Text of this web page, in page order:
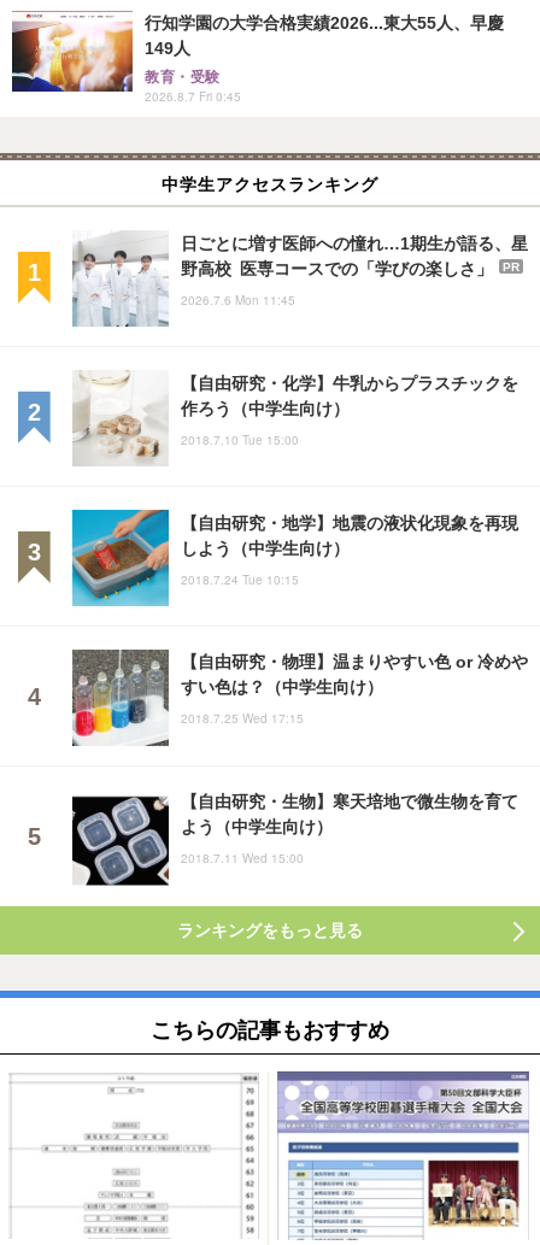
行知学園の大学合格実績2026...東大55人、早慶
149人
教育・受験
2026.8.7 Fri 0:45
中学生アクセスランキング
日ごとに増す医師への憧れ…1期生が語る、星
野高校 医専コースでの「学びの楽しさ」
PR
2026.7.6 Mon 11:45
【自由研究・化学】牛乳からプラスチックを
作ろう（中学生向け）
2018.7.10 Tue 15:00
【自由研究・地学】地震の液状化現象を再現
しよう（中学生向け）
2018.7.24 Tue 10:15
【自由研究・物理】温まりやすい色 or 冷めや
すい色は？（中学生向け）
2018.7.25 Wed 17:15
【自由研究・生物】寒天培地で微生物を育て
よう（中学生向け）
2018.7.11 Wed 15:00
ランキングをもっと見る
こちらの記事もおすすめ